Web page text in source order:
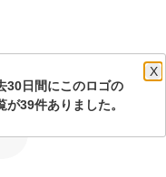
30日間にこのロゴの
X
が39件ありました。